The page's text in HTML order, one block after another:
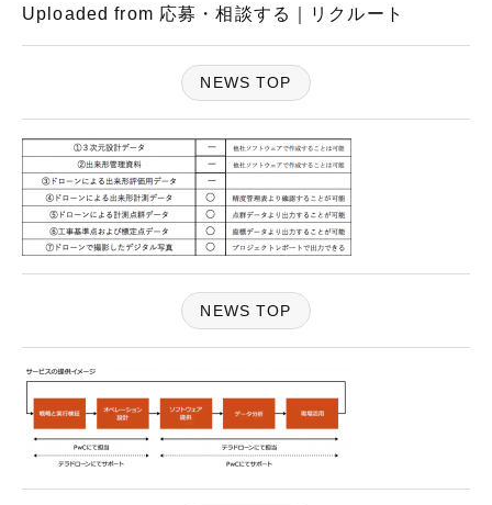
Uploaded from 応募・相談する｜リクルート
NEWS TOP
NEWS TOP